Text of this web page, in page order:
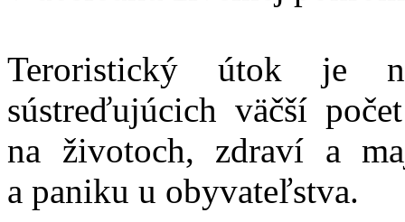
Teroristický útok je
sústreďujúcich väčší
na životoch, zdraví a
a paniku u obyvateľstva.